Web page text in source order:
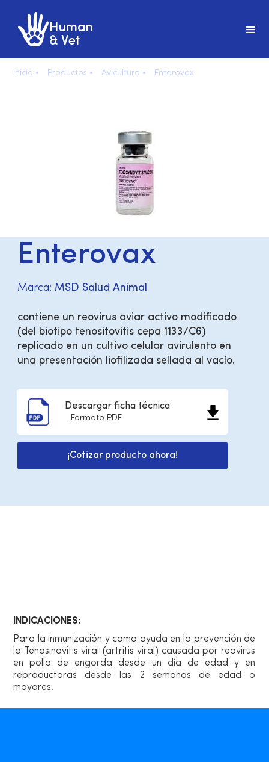
Inicio • Productos • Avicultura • Enterovax
Enterovax
Marca: MSD Salud Animal
contiene un reovirus aviar activo modificado
(del biotipo tenositovitis cepa 1133/C6)
replicado en un cultivo celular avirulento en
una presentación liofilizada sellada al vacío.
Descargar ficha técnica
Formato PDF
¡Cotizar producto ahora!
INDICACIONES:
Para la inmunización y como ayuda en la prevención de
la Tenosinovitis viral (artritis viral) causada por reovirus
en pollo de engorda desde un día de edad y en
reproductoras desde las 2 semanas de edad o
mayores.